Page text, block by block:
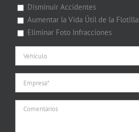
Disminuir Accidentes
Aumentar la Vida Útil de la Flotilla
Eliminar Foto Infracciones